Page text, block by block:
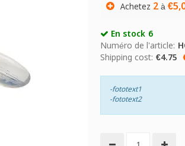
Achetez 2 à
En stock 6
Numéro de l'article:
Shipping cost: €4.75
-fototext1
-fototext2